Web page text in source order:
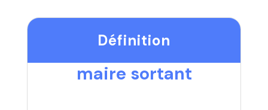
Définition
maire sortant